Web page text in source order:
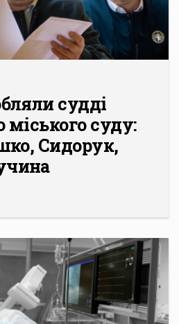
судді
міського суду:
Сидорук,